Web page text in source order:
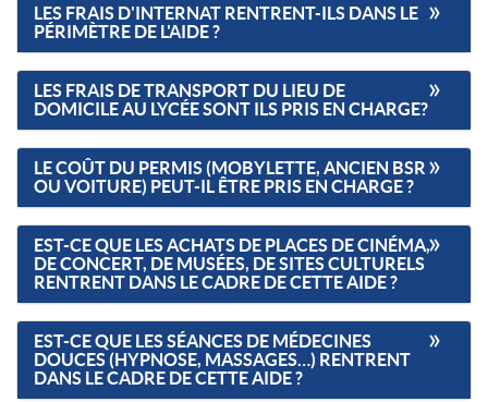
LES FRAIS D'INTERNAT RENTRENT-ILS DANS LE
PÉRIMÈTRE DE L'AIDE ?
LES FRAIS DE TRANSPORT DU LIEU DE
DOMICILE AU LYCÉE SONT ILS PRIS EN CHARGE?
LE COÛT DU PERMIS (MOBYLETTE, ANCIEN BSR
OU VOITURE) PEUT-IL ÊTRE PRIS EN CHARGE ?
EST-CE QUE LES ACHATS DE PLACES DE CINÉMA,
DE CONCERT, DE MUSÉES, DE SITES CULTURELS
RENTRENT DANS LE CADRE DE CETTE AIDE ?
EST-CE QUE LES SÉANCES DE MÉDECINES
DOUCES (HYPNOSE, MASSAGES…) RENTRENT
DANS LE CADRE DE CETTE AIDE ?